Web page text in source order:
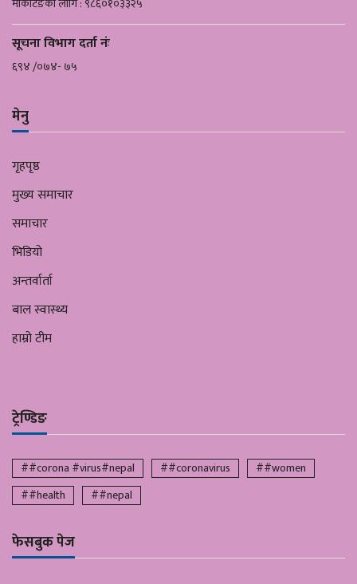
मार्केटिङको लागि : ९८६०१०३३२५
सूचना विभाग दर्ता नंः
६९४ /०७४- ७५
मेनु
गृहपृष्ठ
मुख्य समाचार
समाचार
भिडियो
अन्तर्वार्ता
बाल स्वास्थ्य
हाम्रो टीम
ट्रेण्डिङ
##corona #virus#nepal ##coronavirus
##women
##health
##nepal
फेसबुक पेज